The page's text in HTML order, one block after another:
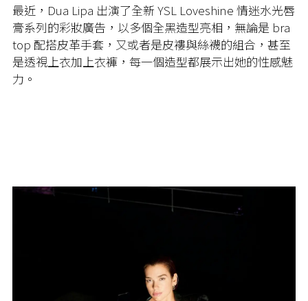
最近，Dua Lipa 出演了全新 YSL Loveshine 情迷水光唇
膏系列​的彩妝廣告，以多個全黑造型亮相，無論是 bra
top 配搭皮革手套，又或者是皮褸與絲襪的組合，甚至
是透視上衣加上衣褲，每一個造型都展示出她的性感魅
力。